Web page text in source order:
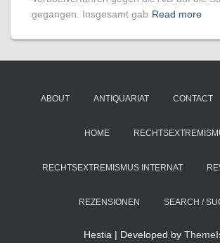
gegangen. Insgesamt gab Read more
ABOUT ANTIQUARIAT CONTACT
HOME
RECHTSEXTREMISMUS INTERNAT
REZENSIONEN SEARCH /
Hestia | Developed by